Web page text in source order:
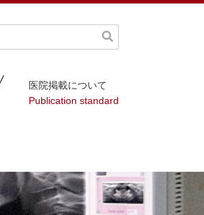
医院掲載について
Publication standard